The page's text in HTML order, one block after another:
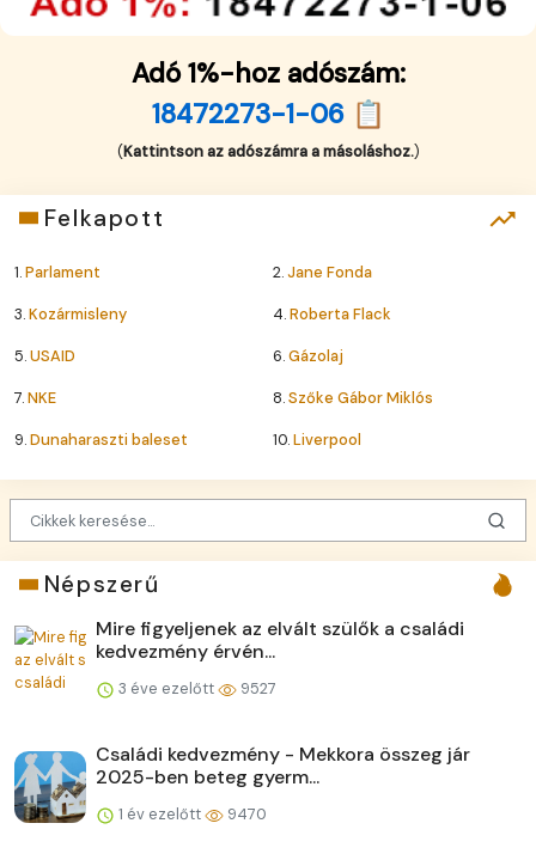
Adó 1%-hoz adószám:
18472273-1-06 📋
(Kattintson az adószámra a másoláshoz.)
Felkapott
1.Parlament 2.Jane Fonda
3.Kozármisleny 4.Roberta Flack
5.USAID 6.Gázolaj
7.NKE 8.Szőke Gábor Miklós
9.Dunaharaszti baleset 10.Liverpool
Népszerű
Mire figyeljenek az elvált szülők a családi
kedvezmény érvén...
3 éve ezelőtt 9527
Családi kedvezmény - Mekkora összeg jár
2025-ben beteg gyerm...
1 év ezelőtt 9470